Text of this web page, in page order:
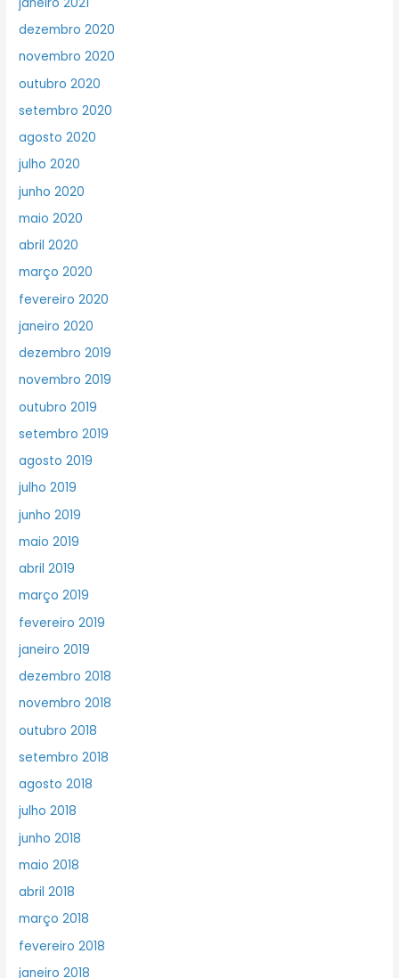
dezembro 2020
novembro 2020
outubro 2020
setembro 2020
agosto 2020
julho 2020
junho 2020
maio 2020
abril 2020
março 2020
fevereiro 2020
janeiro 2020
dezembro 2019
novembro 2019
outubro 2019
setembro 2019
agosto 2019
julho 2019
junho 2019
maio 2019
abril 2019
março 2019
fevereiro 2019
janeiro 2019
dezembro 2018
novembro 2018
outubro 2018
setembro 2018
agosto 2018
julho 2018
junho 2018
maio 2018
abril 2018
março 2018
fevereiro 2018
janeiro 2018